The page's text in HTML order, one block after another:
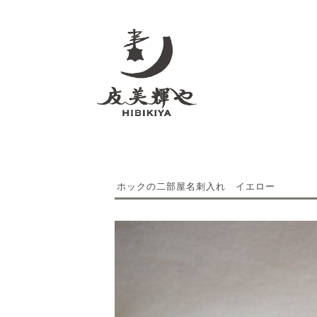
ホックの二部屋名刺入れ イエロー